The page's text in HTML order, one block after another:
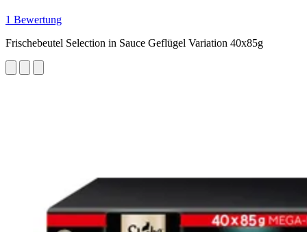
1 Bewertung
Frischebeutel Selection in Sauce Geflügel Variation 40x85g